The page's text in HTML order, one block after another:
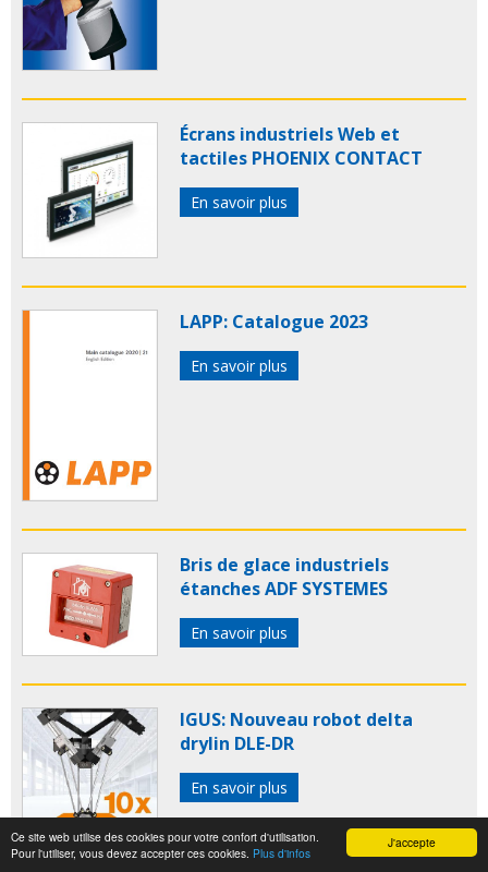
J'accepte
Ce site web utilise des cookies pour votre confort d'utilisation.
Pour l'utiliser, vous devez accepter ces cookies. Plus d'infos
Écrans industriels Web et
tactiles PHOENIX CONTACT
En savoir plus
LAPP: Catalogue 2023
En savoir plus
Bris de glace industriels
étanches ADF SYSTEMES
En savoir plus
IGUS: Nouveau robot delta
drylin DLE-DR
En savoir plus